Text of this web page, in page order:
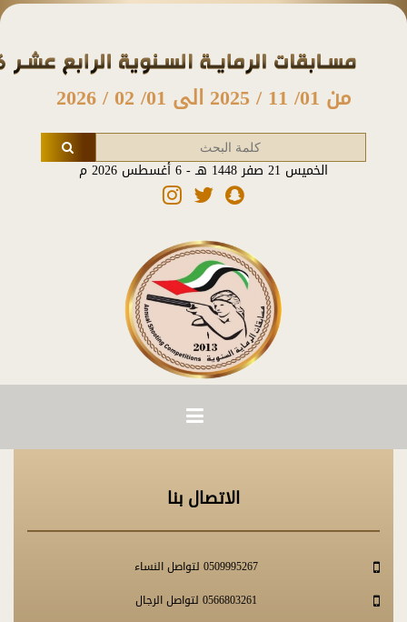
من 01/ 11 / 2025 الى 01/ 02 / 2026
الخميس 21 صفر 1448 هـ - 6 أغسطس 2026 م
الاتصال بنا
0509995267 لتواصل النساء
0566803261 لتواصل الرجال